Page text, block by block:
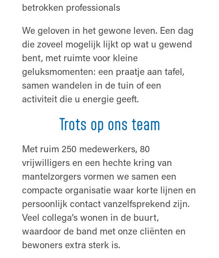
betrokken professionals
We geloven in het gewone leven. Een dag
die zoveel mogelijk lijkt op wat u gewend
bent, met ruimte voor kleine
geluksmomenten: een praatje aan tafel,
samen wandelen in de tuin of een
activiteit die u energie geeft.
Trots op ons team
Met ruim 250 medewerkers, 80
vrijwilligers en een hechte kring van
mantelzorgers vormen we samen een
compacte organisatie waar korte lijnen en
persoonlijk contact vanzelfsprekend zijn.
Veel collega’s wonen in de buurt,
waardoor de band met onze cliënten en
bewoners extra sterk is.